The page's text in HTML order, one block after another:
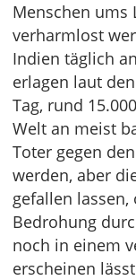
Menschen ums
verharmlost
Indien täglich
erlagen laut
Tag, rund
Welt an meist
Toter gegen
werden, aber
gefallen
Bedrohung
noch in einem
erscheinen